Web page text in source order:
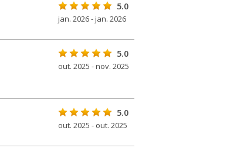
5.0
jan. 2026 - jan. 2026
5.0
out. 2025 - nov. 2025
5.0
out. 2025 - out. 2025